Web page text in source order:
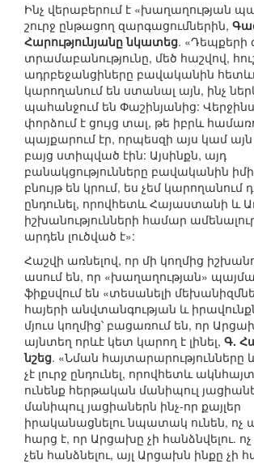
Ինչ վերաբերում է «խաղաղության
շուրջ ընթացող զարգացումներին,
Հարությունյանը նկատեց.
տրամաբանությունը, մեծ հաշվով,
ադրբեջանցիները բավականին
կարողանում են ստանալ այն, ինչ
պահանջում են Փաշինյանից:
փորձում է ցույց տալ, թե իբրև
պայքարում էր, որպեսզի այս կամ այն
բայց ստիպված էին: Այսինքն, այդ
բանակցությունները բավականին
բնույթ են կրում, ես չեմ կարողանում
ընդունել, որովհետև Հայաստանի և
իշխանությունների համար
արդեն լուծված է»:
Հաշվի առնելով, որ մի կողմից
ասում են, որ «խաղաղության»
ֆիքսվում են «տեսանելի
հայերի անվտանգության և
մյուս կողմից՝ բացառում են, որ
այնտեղ որևէ կետ կարող է լինել, Գ.
նշեց. «Նման հայտարարությունները
չէ լուրջ ընդունել, որովհետև
ունենք հերթական մանիպուլ
մանիպուլ յացիաներն ինչ-որ քայլեր
իրականացնելու նպատակ ունեն, ոչ
հարց է, որ Արցախը չի հանձնվելու.
չեն հանձնելու, այլ Արցախն ինքը չի